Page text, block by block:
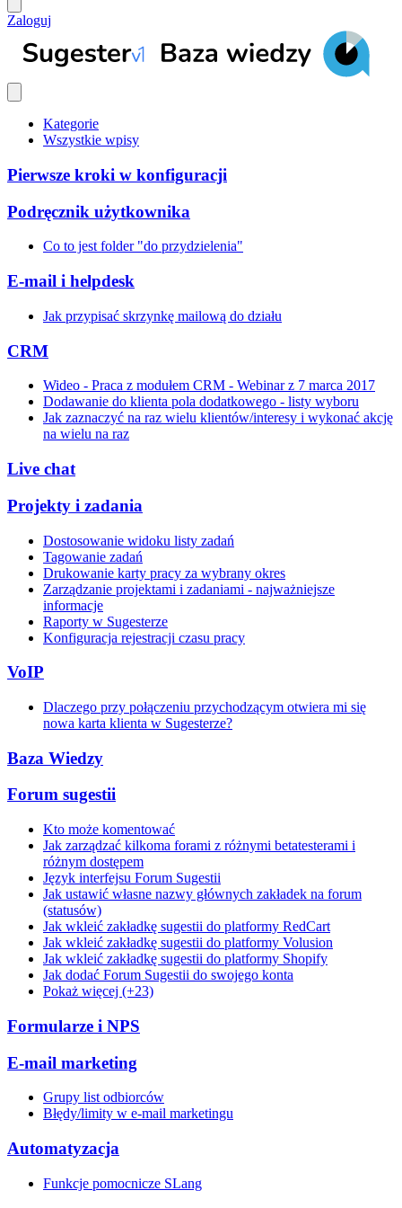
Zaloguj
Kategorie
Wszystkie wpisy
Pierwsze kroki w konfiguracji
Podręcznik użytkownika
Co to jest folder "do przydzielenia"
E-mail i helpdesk
Jak przypisać skrzynkę mailową do działu
CRM
Wideo - Praca z modułem CRM - Webinar z 7 marca 2017
Dodawanie do klienta pola dodatkowego - listy wyboru
Jak zaznaczyć na raz wielu klientów/interesy i wykonać akcję
na wielu na raz
Live chat
Projekty i zadania
Dostosowanie widoku listy zadań
Tagowanie zadań
Drukowanie karty pracy za wybrany okres
Zarządzanie projektami i zadaniami - najważniejsze
informacje
Raporty w Sugesterze
Konfiguracja rejestracji czasu pracy
VoIP
Dlaczego przy połączeniu przychodzącym otwiera mi się
nowa karta klienta w Sugesterze?
Baza Wiedzy
Forum sugestii
Kto może komentować
Jak zarządzać kilkoma forami z różnymi betatesterami i
różnym dostępem
Język interfejsu Forum Sugestii
Jak ustawić własne nazwy głównych zakładek na forum
(statusów)
Jak wkleić zakładkę sugestii do platformy RedCart
Jak wkleić zakładkę sugestii do platformy Volusion
Jak wkleić zakładkę sugestii do platformy Shopify
Jak dodać Forum Sugestii do swojego konta
Pokaż więcej (+23)
Formularze i NPS
E-mail marketing
Grupy list odbiorców
Błędy/limity w e-mail marketingu
Automatyzacja
Funkcje pomocnicze SLang